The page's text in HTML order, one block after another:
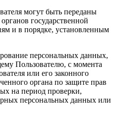
могут быть переданы
государственной
и в порядке, установленным
персональных данных,
Пользователю, с момента
или его законного
органа по защите прав
на период проверки,
персональных данных или